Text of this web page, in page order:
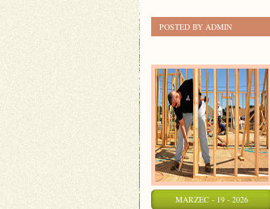
POSTED BY ADMIN
MARZEC - 19 - 2026